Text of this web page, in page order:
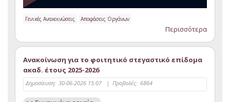
Γενικές Ανακοινώσεις Αποφάσεις Οργάνων
Περισσότερα
Ανακοίνωση για το φοιτητικό στεγαστικό επίδομα
ακαδ. έτους 2025-2026
Δημοσίευση: 30-06-2026 15:07 | Προβολές: 6864